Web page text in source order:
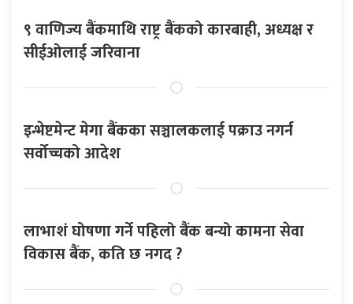
९ वाणिज्य बैंकमाथि राष्ट्र बैंकको कारबाही, अध्यक्ष र
सीईओलाई जरिवाना
इन्भेष्टमेन्ट मेगा बैंकका सञ्चालकलाई पक्राउ नगर्न
सर्वोच्चको आदेश
लाभाशं घोषणा गर्ने पहिलो बैंक बन्यो कामना सेवा
विकास बैंक, कति छ नगद ?